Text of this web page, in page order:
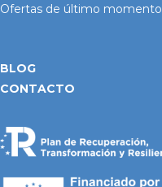
Ofertas de último momento
BLOG
CONTACTO